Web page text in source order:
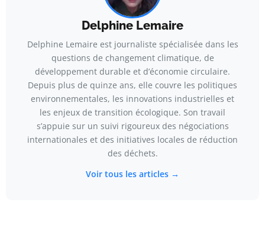
Delphine Lemaire
Delphine Lemaire est journaliste spécialisée dans les
questions de changement climatique, de
développement durable et d’économie circulaire.
Depuis plus de quinze ans, elle couvre les politiques
environnementales, les innovations industrielles et
les enjeux de transition écologique. Son travail
s’appuie sur un suivi rigoureux des négociations
internationales et des initiatives locales de réduction
des déchets.
Voir tous les articles →